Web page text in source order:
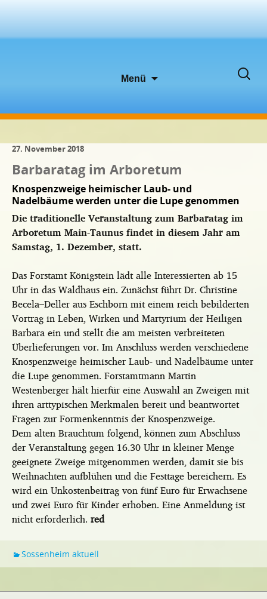
Menü
Suchen
27. November 2018
Barbaratag im Arboretum
Knospenzweige heimischer Laub- und
Nadelbäume werden unter die Lupe genommen
Die traditionelle Veranstaltung zum Barbaratag im
Arboretum Main-Taunus findet in diesem Jahr am
Samstag, 1. Dezember, statt.
Das Forstamt Königstein lädt alle Interessierten ab 15
Uhr in das Waldhaus ein. Zunächst führt Dr. Christine
Becela–Deller aus Eschborn mit einem reich bebilderten
Vortrag in Leben, Wirken und Martyrium der Heiligen
Barbara ein und stellt die am meisten verbreiteten
Überlieferungen vor. Im Anschluss werden verschiedene
Knospenzweige heimischer Laub- und Nadelbäume unter
die Lupe genommen. Forstamtmann Martin
Westenberger hält hierfür eine Auswahl an Zweigen mit
ihren arttypischen Merkmalen bereit und beantwortet
Fragen zur Formenkenntnis der Knospenzweige.
Dem alten Brauchtum folgend, können zum Abschluss
der Veranstaltung gegen 16.30 Uhr in kleiner Menge
geeignete Zweige mitgenommen werden, damit sie bis
Weihnachten aufblühen und die Festtage bereichern. Es
wird ein Unkostenbeitrag von fünf Euro für Erwachsene
und zwei Euro für Kinder erhoben. Eine Anmeldung ist
nicht erforderlich. red
Sossenheim aktuell